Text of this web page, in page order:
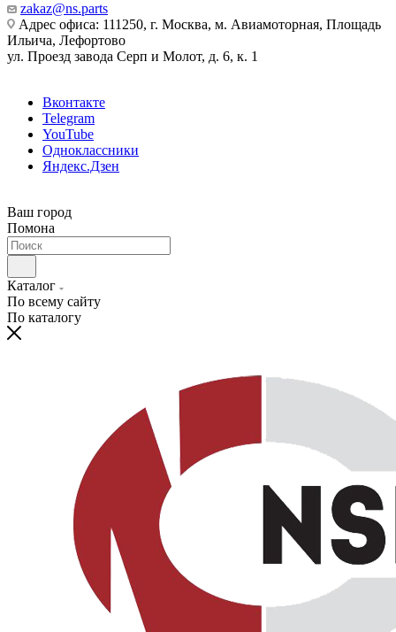
zakaz@ns.parts
Адрес офиса: 111250, г. Москва, м. Авиамоторная, Площадь
Ильича, Лефортово
ул. Проезд завода Серп и Молот, д. 6, к. 1
Вконтакте
Telegram
YouTube
Одноклассники
Яндекс.Дзен
Ваш город
Помона
Каталог
По всему сайту
По каталогу